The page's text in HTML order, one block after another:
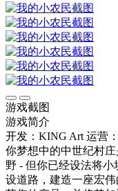
游戏截图
游戏简介
开发：KING Art 运营
你梦想中的中世纪村​​
野 - 但你已经设法将
设道路，建造一座宏